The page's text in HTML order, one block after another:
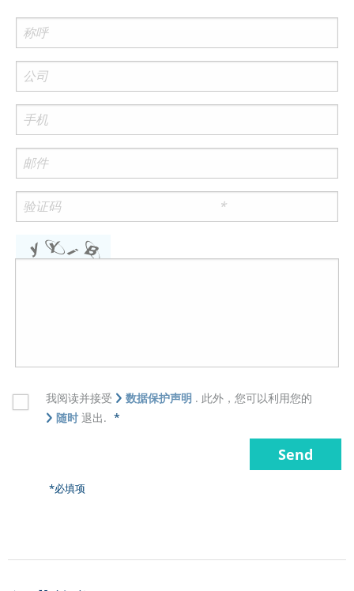
我阅读并接受 数据保护声明 . 此外，您可以利用您的
随时 退出. *
*必填项